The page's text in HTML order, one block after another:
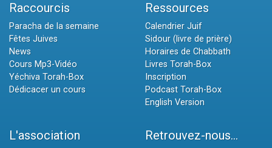
Raccourcis
Paracha de la semaine
Fêtes Juives
News
Cours Mp3-Vidéo
Yéchiva Torah-Box
Dédicacer un cours
Ressources
Calendrier Juif
Sidour (livre de prière)
Horaires de Chabbath
Livres Torah-Box
Inscription
Podcast Torah-Box
English Version
L'association Retrouvez-nous...